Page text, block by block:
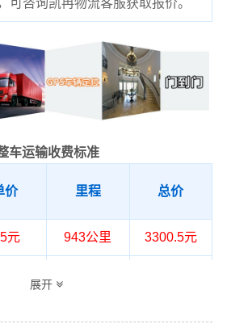
车运输收费标准
价 里程 总价
元 943公里 3300.5元
展开